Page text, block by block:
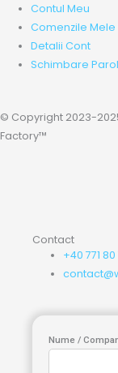
Contul Meu
Comenzile Mele
Detalii Cont
Schimbare
© Copyright 2023-
Factory™
Contact
+40 771
Nume /